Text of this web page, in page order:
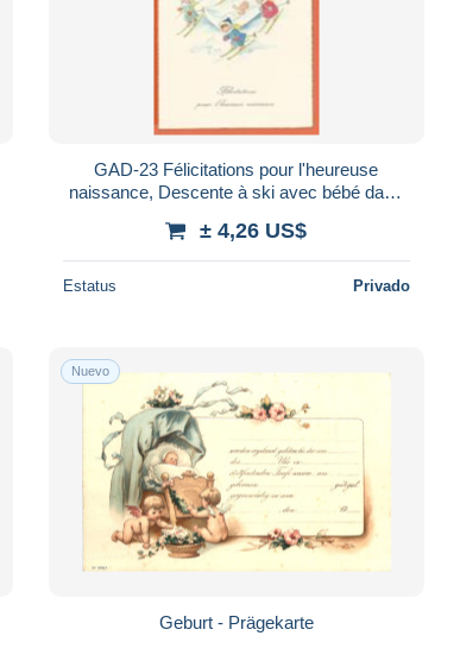
GAD-23 Félicitations pour l'heureuse
naissance, Descente à ski avec bébé dans
± 4,26 US$
Estatus Privado
Nuevo
Geburt - Prägekarte